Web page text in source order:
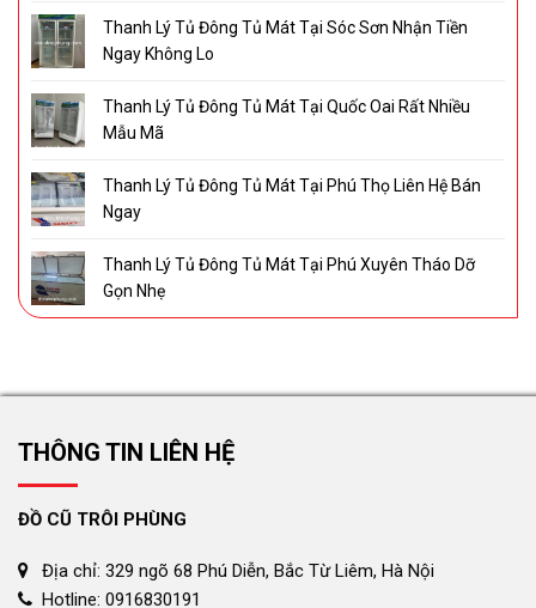
Thanh Lý Tủ Đông Tủ Mát Tại Sóc Sơn Nhận Tiền
Ngay Không Lo
Thanh Lý Tủ Đông Tủ Mát Tại Quốc Oai Rất Nhiều
Mẫu Mã
Thanh Lý Tủ Đông Tủ Mát Tại Phú Thọ Liên Hệ Bán
Ngay
Thanh Lý Tủ Đông Tủ Mát Tại Phú Xuyên Tháo Dỡ
Gọn Nhẹ
THÔNG TIN LIÊN HỆ
ĐỒ CŨ TRÔI PHÙNG
Địa chỉ: 329 ngõ 68 Phú Diễn, Bắc Từ Liêm, Hà Nội
Hotline: 0916830191